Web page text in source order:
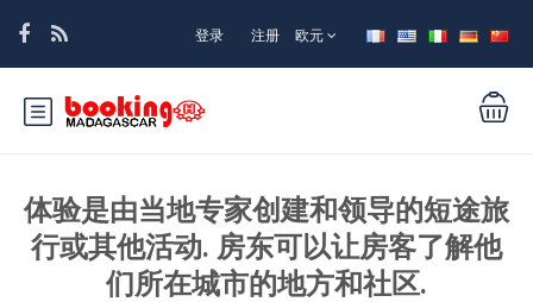
登录 注册 欧元
体验是由当地专家创建和领导的短途旅
行或其他活动. 房东可以让房客了解他
们所在城市的地方和社区.